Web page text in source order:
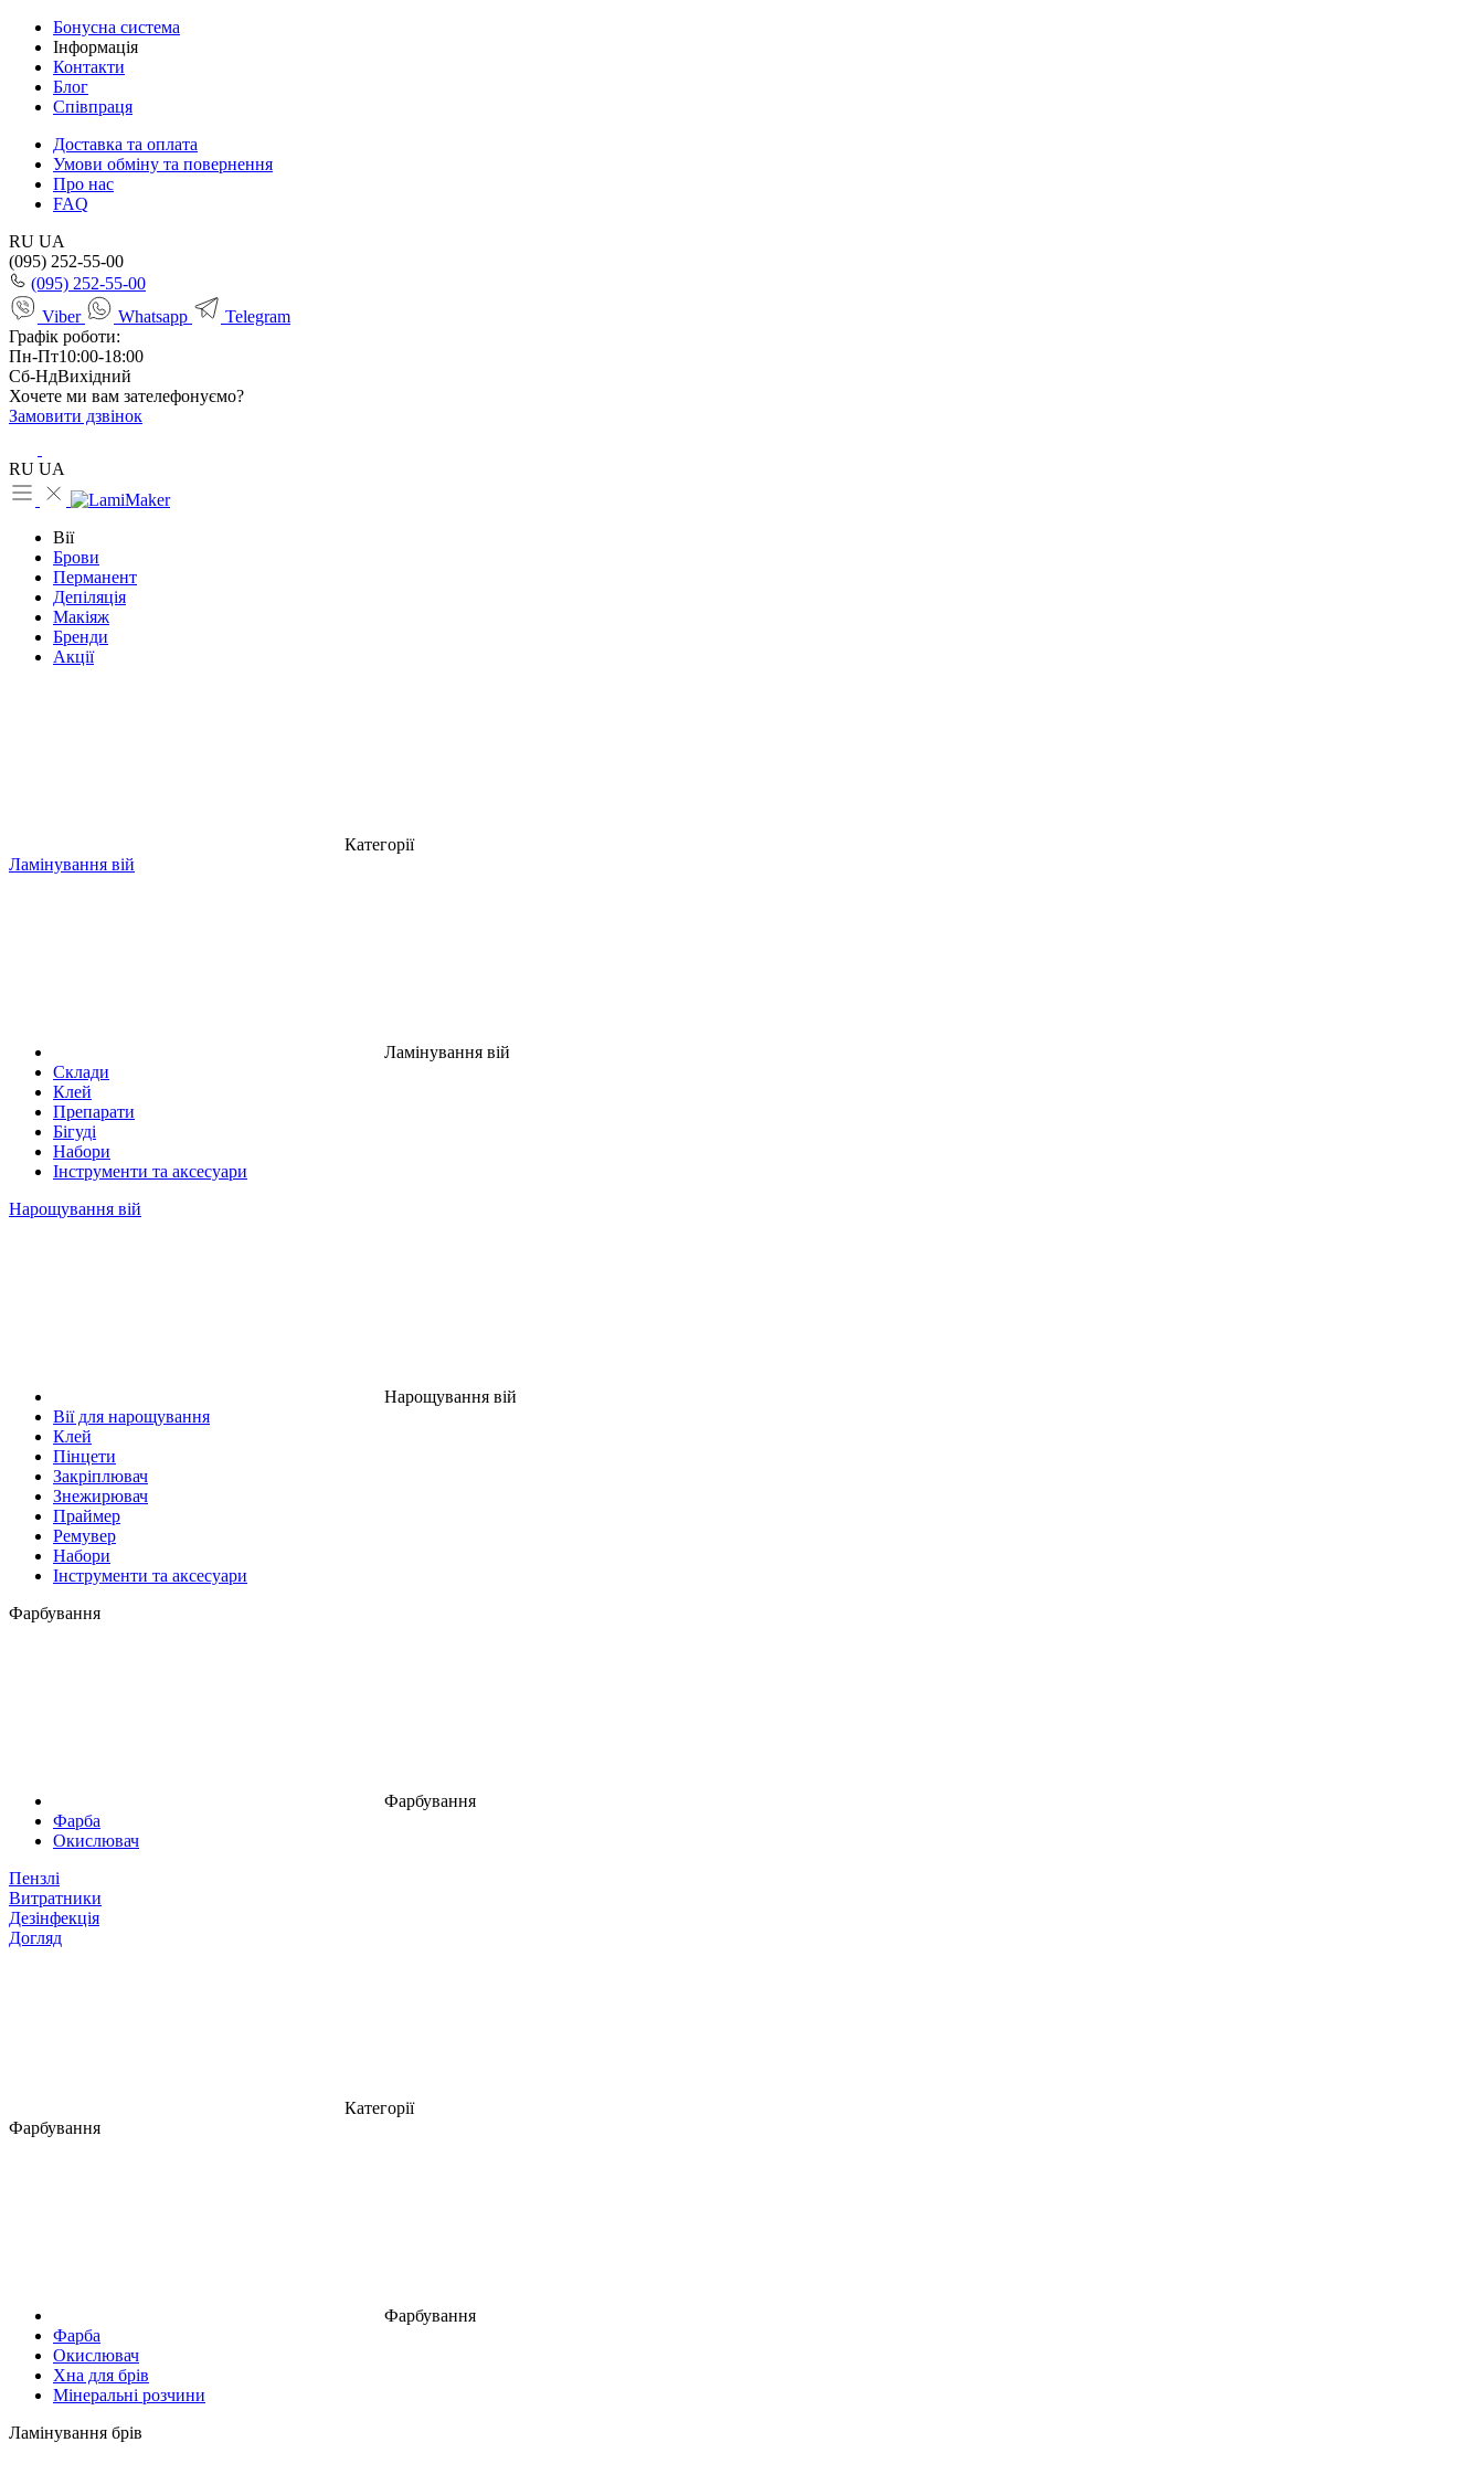
Бонусна система
Інформація
Контакти
Блог
Співпраця
Доставка та оплата
Умови обміну та повернення
Про нас
FAQ
RU UA
(095) 252-55-00
(095) 252-55-00
Viber
Whatsapp
Telegram
Графік роботи:
Пн-Пт10:00-18:00
Сб-НдВихідний
Хочете ми вам зателефонуємо?
Замовити дзвінок
RU UA
Вії
Брови
Перманент
Депіляція
Макіяж
Бренди
Акції
Категорії
Ламінування вій
Ламінування вій
Склади
Клей
Препарати
Бігуді
Набори
Інструменти та аксесуари
Нарощування вій
Нарощування вій
Вії для нарощування
Клей
Пінцети
Закріплювач
Знежирювач
Праймер
Ремувер
Набори
Інструменти та аксесуари
Фарбування
Фарбування
Фарба
Окислювач
Пензлі
Витратники
Дезінфекція
Догляд
Категорії
Фарбування
Фарбування
Фарба
Окислювач
Хна для брів
Мінеральні розчини
Ламінування брів